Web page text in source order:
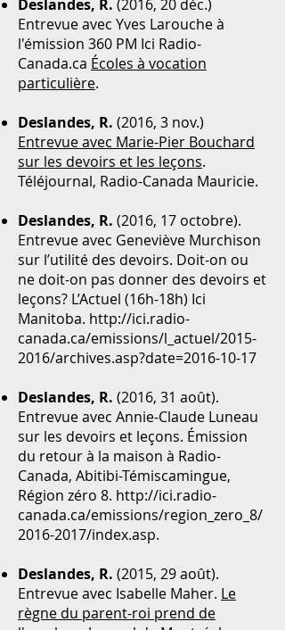
Deslandes, R. (2016, 20 déc.)
Entrevue avec Yves Larouche à
l'émission 360 PM Ici Radio-
Canada.ca Écoles à vocation
particulière.
Deslandes, R. (2016, 3 nov.)
Entrevue avec Marie-Pier Bouchard
sur les devoirs et les leçons.
Téléjournal, Radio-Canada Mauricie.
Deslandes, R. (2016, 17 octobre).
Entrevue avec Geneviève Murchison
sur l’utilité des devoirs. Doit-on ou
ne doit-on pas donner des devoirs et
leçons? L’Actuel (16h-18h) Ici
Manitoba. http://ici.radio-
canada.ca/emissions/l_actuel/2015-
2016/archives.asp?date=2016-10-17
Deslandes, R. (2016, 31 août).
Entrevue avec Annie-Claude Luneau
sur les devoirs et leçons. Émission
du retour à la maison à Radio-
Canada, Abitibi-Témiscamingue,
Région zéro 8. http://ici.radio-
canada.ca/emissions/region_zero_8/
2016-2017/index.asp.
Deslandes, R. (2015, 29 août).
Entrevue avec Isabelle Maher. Le
règne du parent-roi prend de